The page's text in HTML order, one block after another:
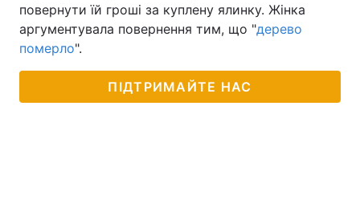
повернути їй гроші за куплену ялинку. Жінка
аргументувала повернення тим, що "дерево
померло".
ПІДТРИМАЙТЕ НАС